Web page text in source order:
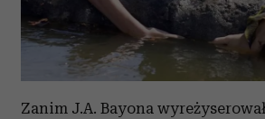
Partnerzy mogą połączyć te
otrzymanymi od Ciebie lub
korzystania z ich usług.
Zanim J.A. Bayona